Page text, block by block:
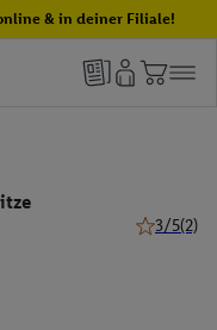
& in deiner Filiale!
3/5(2)